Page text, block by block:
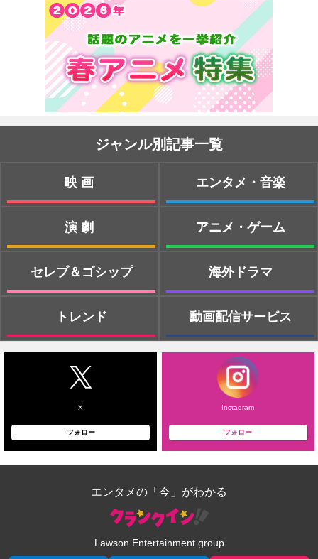
ジャンル別記事一覧
映画
演劇
セレブ＆ゴシップ
トレンド
エンタメ・音楽
アニメ・ゲーム
海外ドラマ
動画配信サービス
X
フォロー
Instagram
フォロー
エンタメの「今」がわかる
Lawson Entertainment group